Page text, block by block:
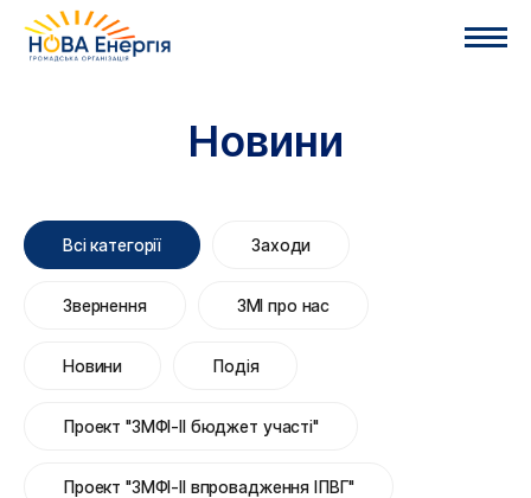
Новини
Всі категорії Заходи
Звернення ЗМІ про нас
Новини Подія
Проект "ЗМФІ-ІІ бюджет участі"
Проект "ЗМФІ-ІІ впровадження ІПВГ"